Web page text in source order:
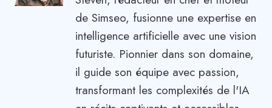
de Simseo, fusionne une expertise en
intelligence artificielle avec une vision
futuriste. Pionnier dans son domaine,
il guide son équipe avec passion,
transformant les complexités de l'IA